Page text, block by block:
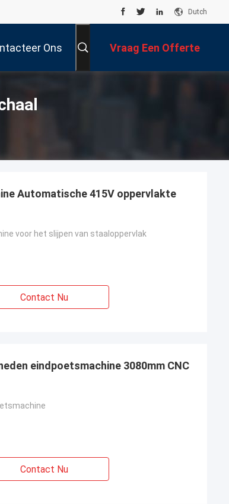
Dutch
Ons Vraag Een Offerte
Automatische 415V oppervlakte
voor het slijpen van staaloppervlak
Contact Nu
eindpoetsmachine 3080mm CNC
Contact Nu